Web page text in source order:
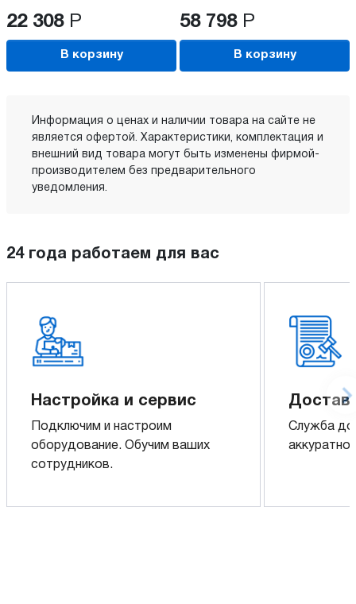
22 308 Р
В корзину
58 798 Р
В корзину
Информация о ценах и наличии товара на сайте не
является офертой. Характеристики, комплектация и
внешний вид товара могут быть изменены фирмой-
производителем без предварительного
уведомления.
24 года работаем для вас
Настройка и сервис
Подключим и настроим
оборудование. Обучим ваших
сотрудников.
Служба
аккуратно